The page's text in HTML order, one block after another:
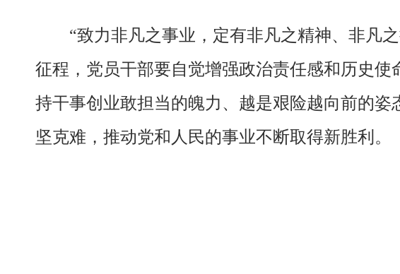
“致力非凡之事业，定有非凡之精神、非凡
征程，党员干部要自觉增强政治责任感和历史
持干事创业敢担当的魄力、越是艰险越向前的
坚克难，推动党和人民的事业不断取得新胜利。